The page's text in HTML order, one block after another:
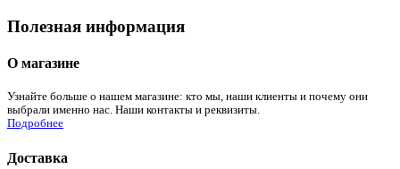
Полезная информация
О магазине
Узнайте больше о нашем магазине: кто мы, наши клиенты и почему они
выбрали именно нас. Наши контакты и реквизиты.
Подробнее
Доставка